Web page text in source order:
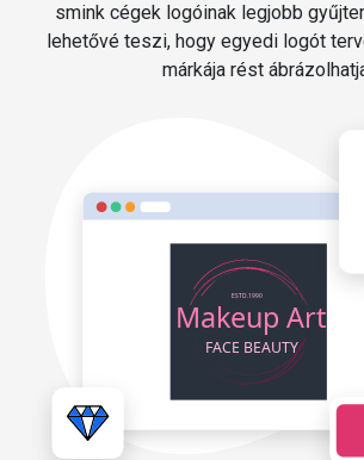
smink cégek logóinak legjobb
lehetővé teszi, hogy egyedi logót
márkája rést